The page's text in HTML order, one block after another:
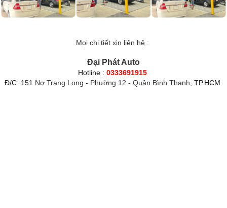
Mọi chi tiết xin liên hệ :
Đại Phát Auto
Hotline : 0333691915
Đ/C: 151 Nơ Trang Long - Phường 12 - Quận Bình Thạnh, TP.HCM